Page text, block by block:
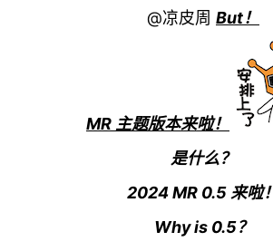
@凉皮周 But！
MR 主题版本来啦！
是什么？
2024 MR 0.5 来啦！
Why is 0.5？